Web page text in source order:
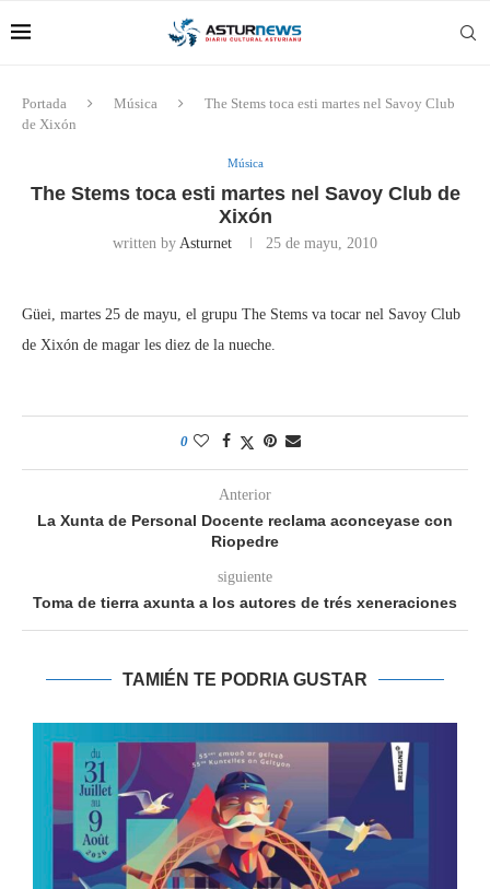
Portada Música
The Stems toca esti martes nel Savoy Club
de Xixón
Música
The Stems toca esti martes nel Savoy Club de
Xixón
written by Asturnet 25 de mayu, 2010
Güei, martes 25 de mayu, el grupu The Stems va tocar nel Savoy Club
de Xixón de magar les diez de la nueche.
0
Anterior
La Xunta de Personal Docente reclama aconceyase con
Riopedre
siguiente
Toma de tierra axunta a los autores de trés xeneraciones
TAMIÉN TE PODRIA GUSTAR